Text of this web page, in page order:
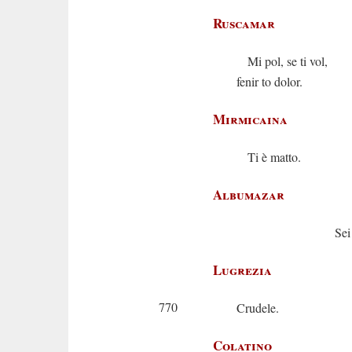
Ruscamar
Mi pol, se ti vol,
fenir to dolor.
Mirmicaina
Ti è matto.
Albumazar
Sei
Lugrezia
770 Crudele.
Colatino